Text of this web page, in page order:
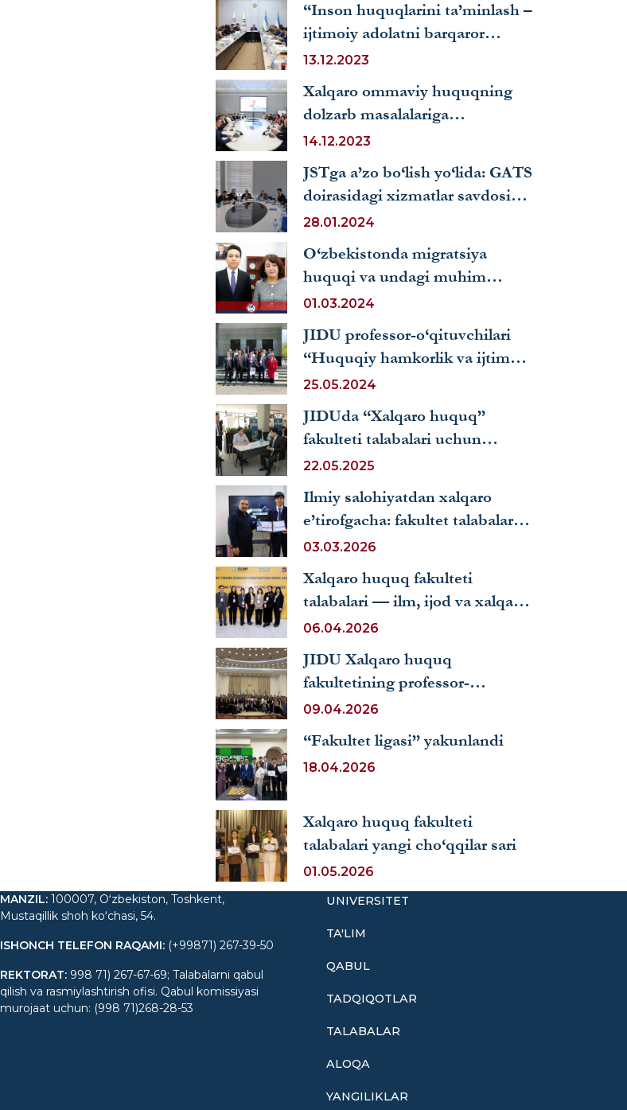
marosimi o‘tkazildi
“Inson huquqlarini ta’minlash –
ijtimoiy adolatni barqaror
topishining asosiy sharti
ilmiy-amaliy konferensiya
o‘tkazildi
13.12.2023
Xalqaro ommaviy huquqning
dolzarb masalalariga
bag‘ishlangan ma’ruza bo‘lib
14.12.2023
JSTga a’zo bo‘lish yo‘lida: GATS
doirasidagi xizmatlar savdosi
bo‘yicha asosiy qoidalar
o‘quv dasturi
28.01.2024
O‘zbekistonda migratsiya
huquqi va undagi muhim
tendensiyalar
01.03.2024
JIDU professor-o‘qituvchilari
“Huquqiy hamkorlik va ijtimoiy
taraqqiyot” kongressida ishtirok
25.05.2024
JIDUda “Xalqaro huquq”
fakulteti talabalari uchun
“Karyera kuni” o‘tkazildi
22.05.2025
Ilmiy salohiyatdan xalqaro
e’tirofgacha: fakultet talabalari
yangi bosqich sari
03.03.2026
Xalqaro huquq fakulteti
talabalari — ilm, ijod va xalqaro
maydonda yuksak natijalar sari
06.04.2026
JIDU Xalqaro huquq
fakultetining professor-
o‘qituvchilari mart oyida
09.04.2026
“Fakultet ligasi” yakunlandi
18.04.2026
Xalqaro huquq fakulteti
talabalari yangi cho‘qqilar sari
01.05.2026
MANZIL: 100007, Oʻzbekiston, Toshkent,
Mustaqillik shoh koʻchasi, 54.
ISHONCH TELEFON RAQAMI: (+99871) 267-39-50
REKTORAT: 998 71) 267-67-69; Talabalarni qabul
qilish va rasmiylashtirish ofisi. Qabul komissiyasi
murojaat uchun: (998 71)268-28-53
UNIVERSITET
TA'LIM
QABUL
TADQIQOTLAR
TALABALAR
ALOQA
YANGILIKLAR